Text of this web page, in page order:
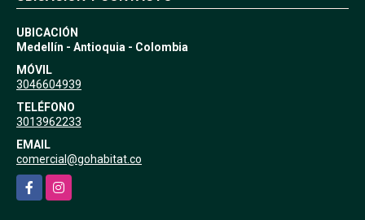
UBICACIÓN
Medellín - Antioquia - Colombia
MÓVIL
3046604939
TELÉFONO
3013962233
EMAIL
comercial@gohabitat.co
FacebookInstagram